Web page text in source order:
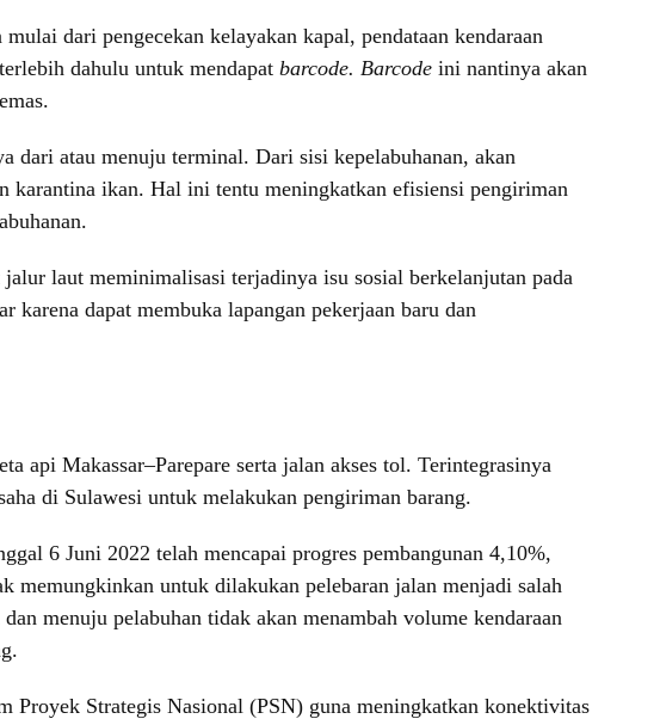
dari pengecekan kelayakan kapal, pendataan kendaraan
dahulu untuk mendapat barcode. Barcode ini nantinya akan
dari atau menuju terminal. Dari sisi kepelabuhanan, akan
karantina ikan. Hal ini tentu meningkatkan efisiensi pengiriman
laut meminimalisasi terjadinya isu sosial berkelanjutan pada
dapat membuka lapangan pekerjaan baru dan
api Makassar–Parepare serta jalan akses tol. Terintegrasinya
di Sulawesi untuk melakukan pengiriman barang.
6 Juni 2022 telah mencapai progres pembangunan 4,10%,
memungkinkan untuk dilakukan pelebaran jalan menjadi salah
menuju pelabuhan tidak akan menambah volume kendaraan
Proyek Strategis Nasional (PSN) guna meningkatkan konektivitas